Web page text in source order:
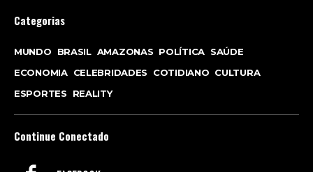
Categorias
MUNDO BRASIL AMAZONAS POLÍTICA SAÚDE
ECONOMIA CELEBRIDADES COTIDIANO CULTURA
ESPORTES
REALITY
Continue Conectado